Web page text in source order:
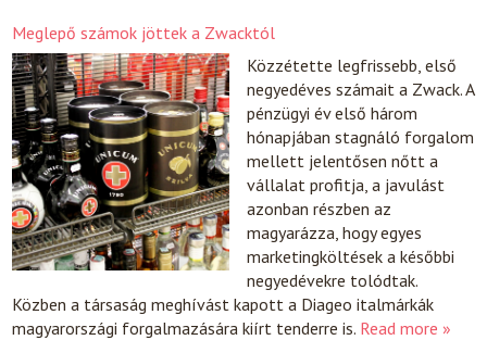
Meglepő számok jöttek a Zwacktól
Közzétette legfrissebb, első
negyedéves számait a Zwack. A
pénzügyi év első három
hónapjában stagnáló forgalom
mellett jelentősen nőtt a
vállalat profitja, a javulást
azonban részben az
magyarázza, hogy egyes
marketingköltések a későbbi
negyedévekre tolódtak.
Közben a társaság meghívást kapott a Diageo italmárkák
magyarországi forgalmazására kiírt tenderre is. Read more »